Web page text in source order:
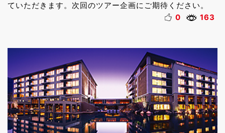
ていただきます。次回のツアー企画にご期待ください。
0
163